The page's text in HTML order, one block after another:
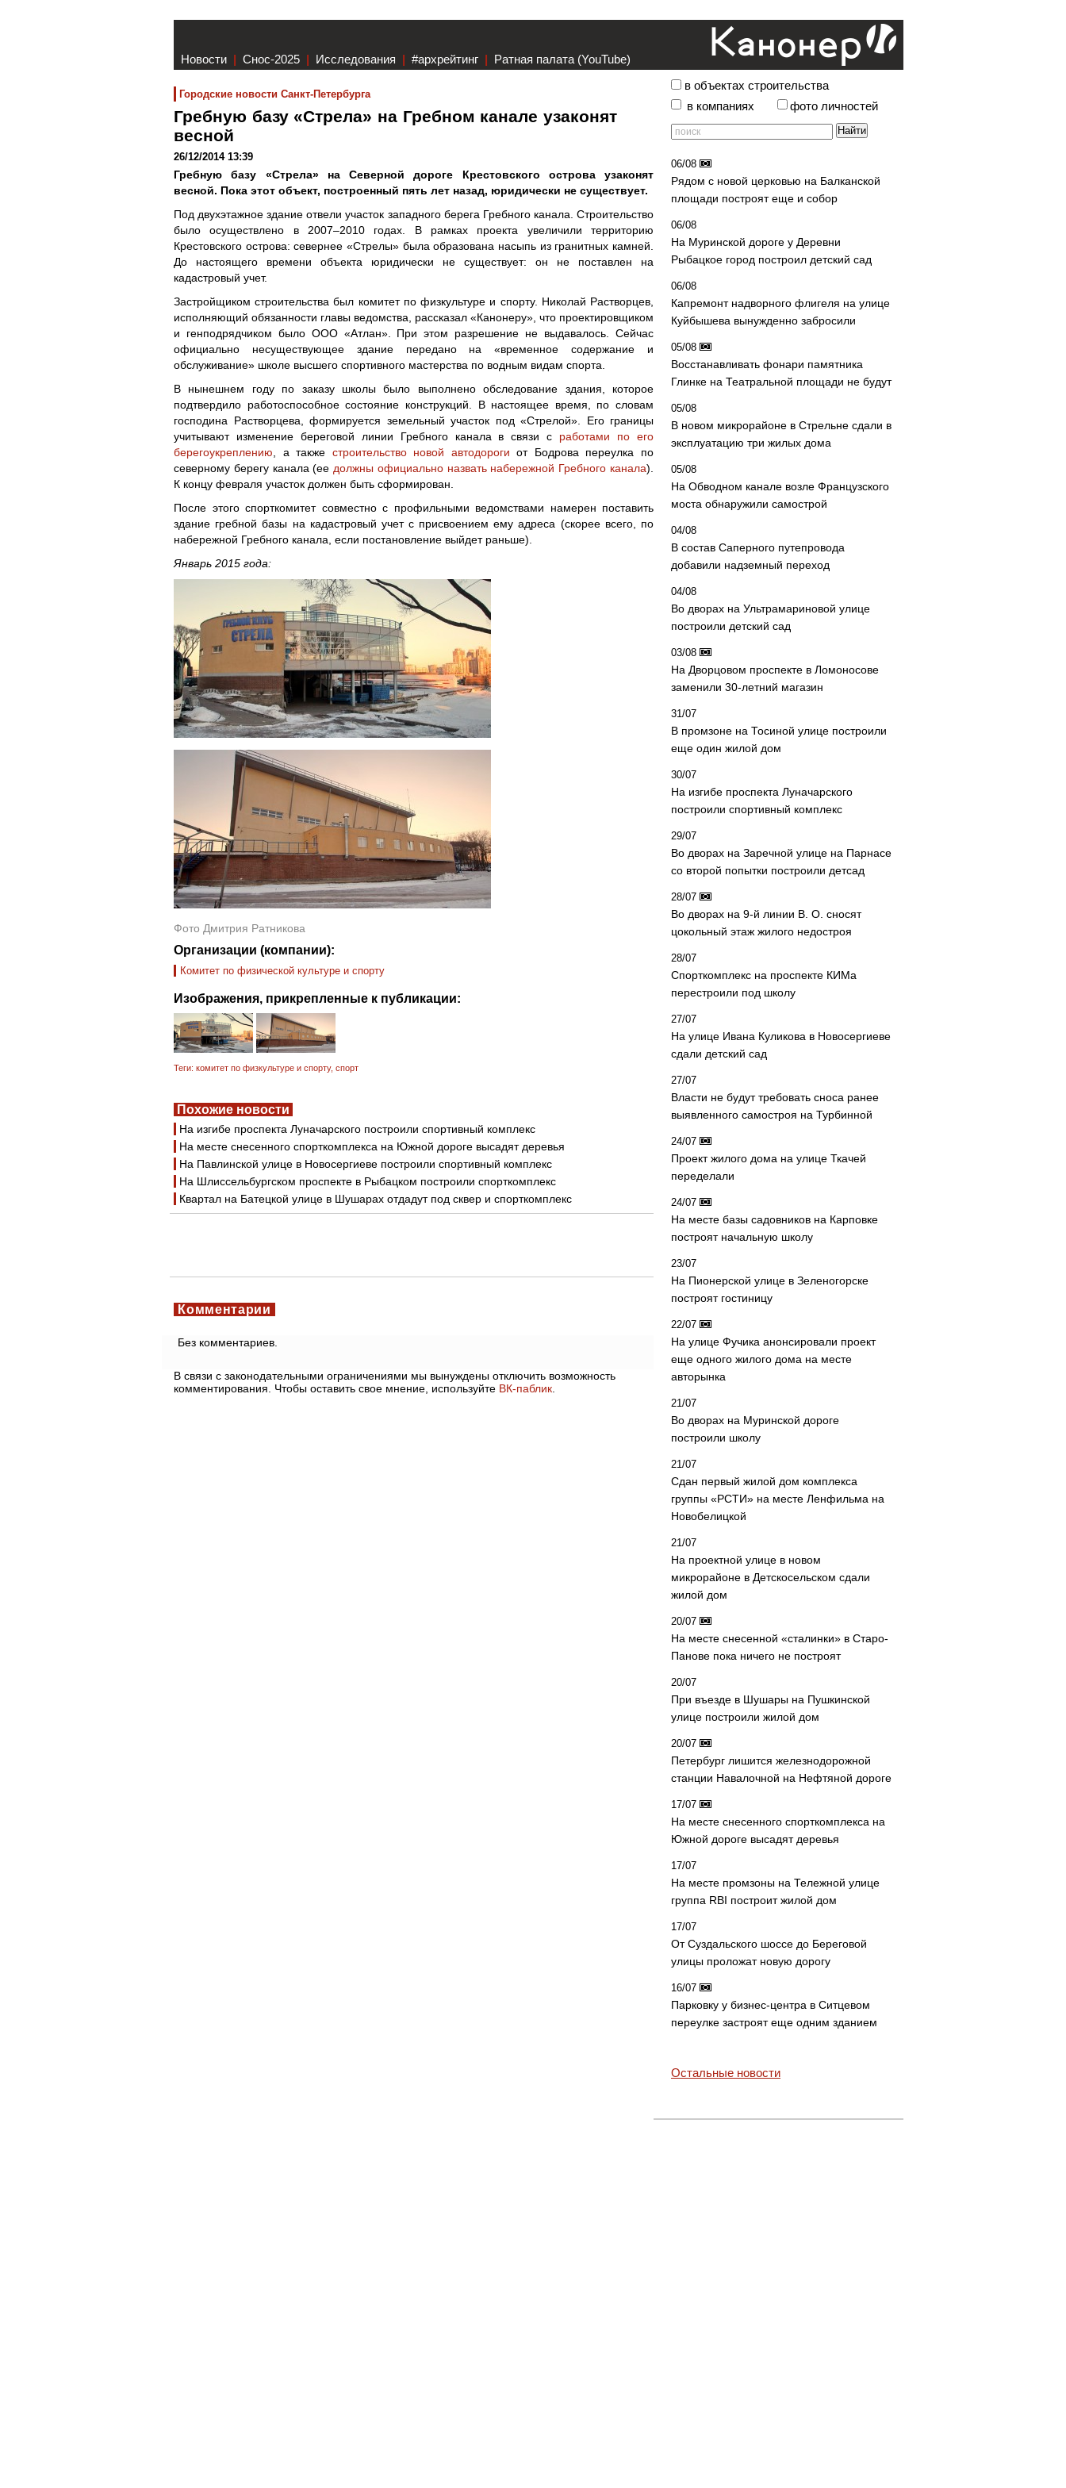
Новости | Снос-2025 | Исследования | #архрейтинг | Ратная палата (YouTube)
Городские новости Санкт-Петербурга
Гребную базу «Стрела» на Гребном канале узаконят
весной
26/12/2014 13:39
Гребную базу «Стрела» на Северной дороге Крестовского острова узаконят
весной. Пока этот объект, построенный пять лет назад, юридически не существует.
Под двухэтажное здание отвели участок западного берега Гребного канала. Строительство
было осуществлено в 2007–2010 годах. В рамках проекта увеличили территорию
Крестовского острова: севернее «Стрелы» была образована насыпь из гранитных камней.
До настоящего времени объекта юридически не существует: он не поставлен на
кадастровый учет.
Застройщиком строительства был комитет по физкультуре и спорту. Николай Растворцев,
исполняющий обязанности главы ведомства, рассказал «Канонеру», что проектировщиком
и генподрядчиком было ООО «Атлан». При этом разрешение не выдавалось. Сейчас
официально несуществующее здание передано на «временное содержание и
обслуживание» школе высшего спортивного мастерства по водным видам спорта.
В нынешнем году по заказу школы было выполнено обследование здания, которое
подтвердило работоспособное состояние конструкций. В настоящее время, по словам
господина Растворцева, формируется земельный участок под «Стрелой». Его границы
учитывают изменение береговой линии Гребного канала в связи с работами по его
берегоукреплению , а также строительство новой автодороги от Бодрова переулка по
северному берегу канала (ее должны официально назвать набережной Гребного канала).
К концу февраля участок должен быть сформирован.
После этого спорткомитет совместно с профильными ведомствами намерен поставить
здание гребной базы на кадастровый учет с присвоением ему адреса (скорее всего, по
набережной Гребного канала, если постановление выйдет раньше).
Январь 2015 года:
Фото Дмитрия Ратникова
Организации (компании):
Комитет по физической культуре и спорту
Изображения, прикрепленные к публикации:
Теги: комитет по физкультуре и спорту, спорт
Похожие новости
На изгибе проспекта Луначарского построили спортивный комплекс
На месте снесенного спорткомплекса на Южной дороге высадят деревья
На Павлинской улице в Новосергиеве построили спортивный комплекс
На Шлиссельбургском проспекте в Рыбацком построили спорткомплекс
Квартал на Батецкой улице в Шушарах отдадут под сквер и спорткомплекс
Комментарии
Без комментариев.
В связи с законодательными ограничениями мы вынуждены отключить возможность
комментирования. Чтобы оставить свое мнение, используйте ВК-паблик
в объектах строительства
в компаниях
фото личностей
06/08
Рядом с новой церковью на Балканской
площади построят еще и собор
06/08
На Муринской дороге у Деревни
Рыбацкое город построил детский сад
06/08
Капремонт надворного флигеля на улице
Куйбышева вынужденно забросили
05/08
Восстанавливать фонари памятника
Глинке на Театральной площади не будут
05/08
В новом микрорайоне в Стрельне сдали в
эксплуатацию три жилых дома
05/08
На Обводном канале возле Французского
моста обнаружили самострой
04/08
В состав Саперного путепровода
добавили надземный переход
04/08
Во дворах на Ультрамариновой улице
построили детский сад
03/08
На Дворцовом проспекте в Ломоносове
заменили 30-летний магазин
31/07
В промзоне на Тосиной улице построили
еще один жилой дом
30/07
На изгибе проспекта Луначарского
построили спортивный комплекс
29/07
Во дворах на Заречной улице на Парнасе
со второй попытки построили детсад
28/07
Во дворах на 9-й линии В. О. сносят
цокольный этаж жилого недостроя
28/07
Спорткомплекс на проспекте КИМа
перестроили под школу
27/07
На улице Ивана Куликова в Новосергиеве
сдали детский сад
27/07
Власти не будут требовать сноса ранее
выявленного самостроя на Турбинной
24/07
Проект жилого дома на улице Ткачей
переделали
24/07
На месте базы садовников на Карповке
построят начальную школу
23/07
На Пионерской улице в Зеленогорске
построят гостиницу
22/07
На улице Фучика анонсировали проект
еще одного жилого дома на месте
авторынка
21/07
Во дворах на Муринской дороге
построили школу
21/07
Сдан первый жилой дом комплекса
группы «РСТИ» на месте Ленфильма на
Новобелицкой
21/07
На проектной улице в новом
микрорайоне в Детскосельском сдали
жилой дом
20/07
На месте снесенной «сталинки» в Старо-
Панове пока ничего не построят
20/07
При въезде в Шушары на Пушкинской
улице построили жилой дом
20/07
Петербург лишится железнодорожной
станции Навалочной на Нефтяной дороге
17/07
На месте снесенного спорткомплекса на
Южной дороге высадят деревья
17/07
На месте промзоны на Тележной улице
группа RBI построит жилой дом
17/07
От Суздальского шоссе до Береговой
улицы проложат новую дорогу
16/07
Парковку у бизнес-центра в Ситцевом
переулке застроят еще одним зданием
Остальные новости